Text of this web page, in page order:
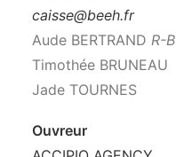
caisse@beeh.fr
Aude BERTRAND R-B
Timothée BRUNEAU
Jade TOURNES
Ouvreur